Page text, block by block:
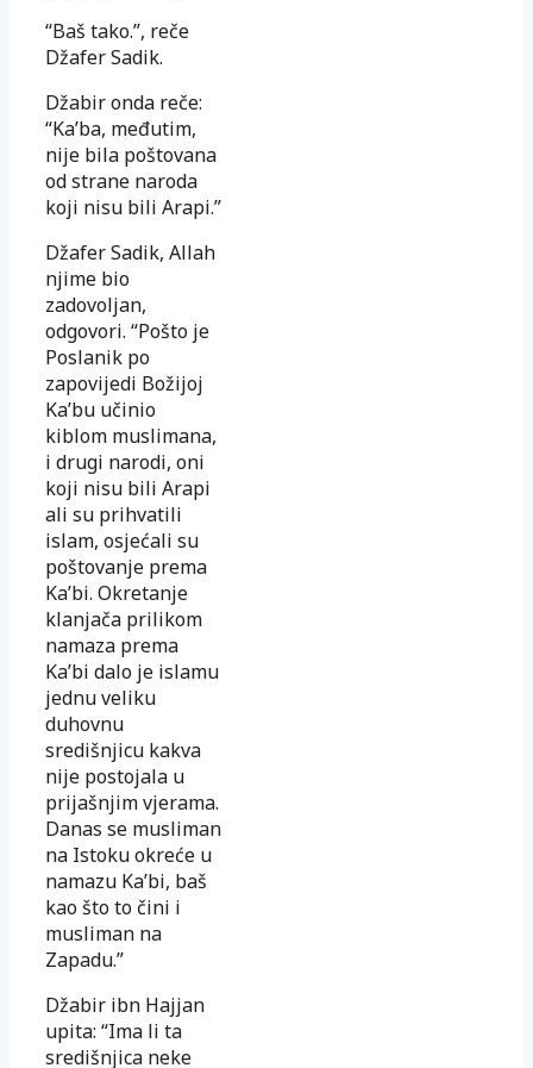
“Baš tako.”, reče
Džafer Sadik.
Džabir onda reče:
“Ka’ba, međutim,
nije bila poštovana
od strane naroda
koji nisu bili Arapi.”
Džafer Sadik, Allah
njime bio
zadovoljan,
odgovori. “Pošto je
Poslanik po
zapovijedi Božijoj
Ka’bu učinio
kiblom muslimana,
i drugi narodi, oni
koji nisu bili Arapi
ali su prihvatili
islam, osjećali su
poštovanje prema
Ka’bi. Okretanje
klanjača prilikom
namaza prema
Ka’bi dalo je islamu
jednu veliku
duhovnu
središnjicu kakva
nije postojala u
prijašnjim vjerama.
Danas se musliman
na Istoku okreće u
namazu Ka’bi, baš
kao što to čini i
musliman na
Zapadu.”
Džabir ibn Hajjan
upita: “Ima li ta
središnjica neke